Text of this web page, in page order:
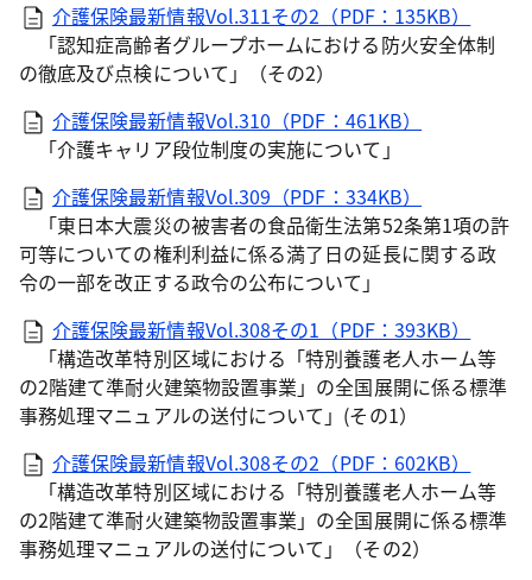
介護保険最新情報Vol.311その2（PDF：135KB）
「認知症高齢者グループホームにおける防火安全体制
の徹底及び点検について」（その2）
介護保険最新情報Vol.310（PDF：461KB）
「介護キャリア段位制度の実施について」
介護保険最新情報Vol.309（PDF：334KB）
「東日本大震災の被害者の食品衛生法第52条第1項の許
可等についての権利利益に係る満了日の延長に関する政
令の一部を改正する政令の公布について」
介護保険最新情報Vol.308その1（PDF：393KB）
「構造改革特別区域における「特別養護老人ホーム等
の2階建て準耐火建築物設置事業」の全国展開に係る標準
事務処理マニュアルの送付について」(その1）
介護保険最新情報Vol.308その2（PDF：602KB）
「構造改革特別区域における「特別養護老人ホーム等
の2階建て準耐火建築物設置事業」の全国展開に係る標準
事務処理マニュアルの送付について」（その2）